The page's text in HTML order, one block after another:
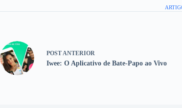
POSTANTERIOR
Iwee: O Aplicativo de Bate-Papo ao Vivo